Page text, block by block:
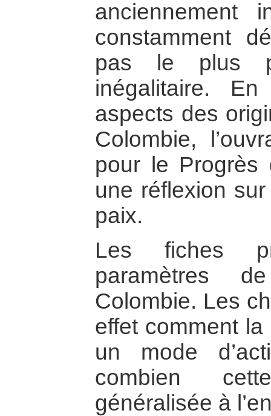
anciennement
constamment
pas le plus
inégalitaire.
aspects des
Colombie,
pour le Progrès
une réflexion
paix.
Les fiches
paramètres
Colombie. Les
effet comment
un mode
combien
généralisée à